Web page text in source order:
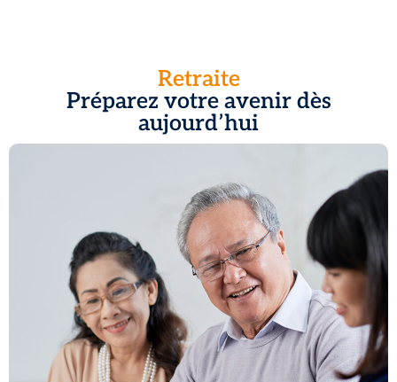
Retraite
Préparez votre avenir dès
aujourd’hui